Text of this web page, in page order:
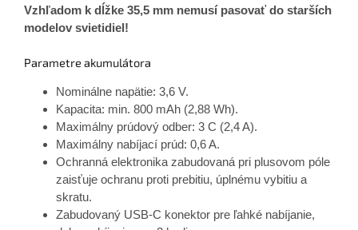
Vzhľadom k dĺžke 35,5 mm nemusí pasovať do starších
modelov svietidiel!
Parametre akumulátora
Nominálne napätie: 3,6 V.
Kapacita: min. 800 mAh (2,88 Wh).
Maximálny prúdový odber: 3 C (2,4 A).
Maximálny nabíjací prúd: 0,6 A.
Ochranná elektronika zabudovaná pri plusovom póle
zaisťuje ochranu proti prebitiu, úplnému vybitiu a
skratu.
Zabudovaný USB-C konektor pre ľahké nabíjanie,